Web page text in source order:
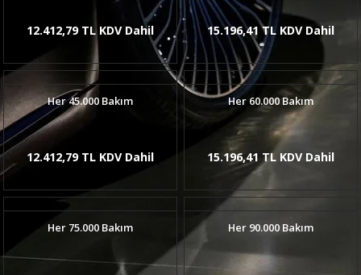
12.412,79 TL KDV Dahil 15.196,41 TL KDV Dahil
Her 45.000 Bakım
12.412,79 TL KDV Dahil
Her 60.000 Bakım
15.196,41 TL KDV Dahil
Her 75.000 Bakım Her 90.000 Bakım